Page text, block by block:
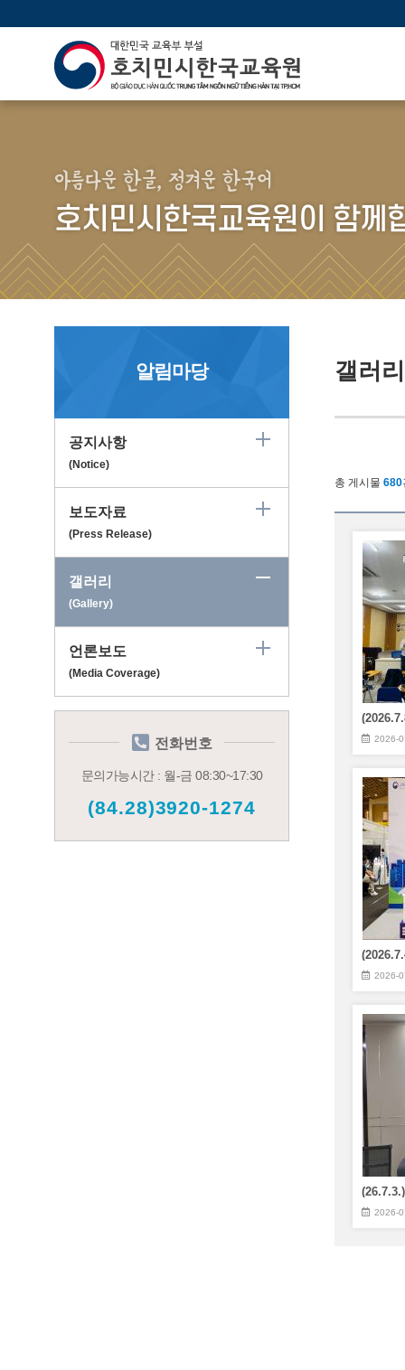
아름다운 한글, 정겨운 한국어
호치민시한국교육원이 함께
알림마당
공지사항
(Notice)
보도자료
(Press Release)
갤러리
(Gallery)
언론보도
(Media Coverage)
전화번호
문의가능시간 : 월-금 08:30~17:30
(84.28)3920-1274
갤러
총 게시물 680
2026-
2026-
2026-